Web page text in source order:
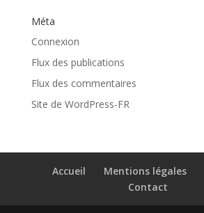
Méta
Connexion
Flux des publications
Flux des commentaires
Site de WordPress-FR
Accueil Mentions légales
Contact